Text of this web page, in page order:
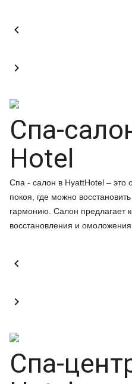


Спа-
Hotel
Спа - салон в HyattHotel – это
покоя, где можно
гармонию. Салон предлагает
восстановления и омоложения


Спа-